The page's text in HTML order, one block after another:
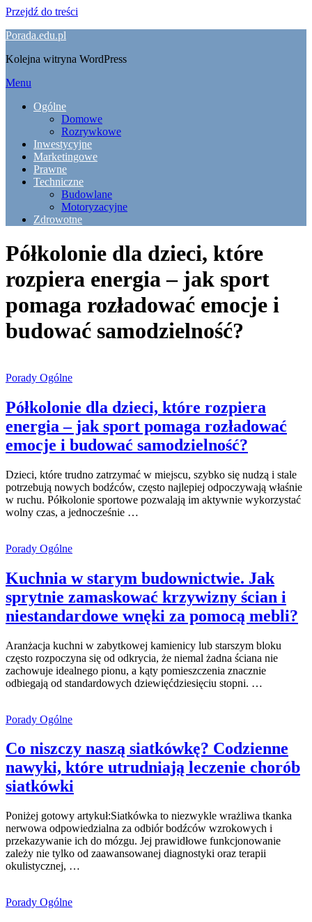
Przejdź do treści
Porada.edu.pl
Kolejna witryna WordPress
Menu
Ogólne
Domowe
Rozrywkowe
Inwestycyjne
Marketingowe
Prawne
Techniczne
Budowlane
Motoryzacyjne
Zdrowotne
Półkolonie dla dzieci, które
rozpiera energia – jak sport
pomaga rozładować emocje i
budować samodzielność?
Porady Ogólne
Półkolonie dla dzieci, które rozpiera
energia – jak sport pomaga rozładować
emocje i budować samodzielność?
Dzieci, które trudno zatrzymać w miejscu, szybko się nudzą i stale
potrzebują nowych bodźców, często najlepiej odpoczywają właśnie
w ruchu. Półkolonie sportowe pozwalają im aktywnie wykorzystać
wolny czas, a jednocześnie …
Porady Ogólne
Kuchnia w starym budownictwie. Jak
sprytnie zamaskować krzywizny ścian i
niestandardowe wnęki za pomocą mebli?
Aranżacja kuchni w zabytkowej kamienicy lub starszym bloku
często rozpoczyna się od odkrycia, że niemal żadna ściana nie
zachowuje idealnego pionu, a kąty pomieszczenia znacznie
odbiegają od standardowych dziewięćdziesięciu stopni. …
Porady Ogólne
Co niszczy naszą siatkówkę? Codzienne
nawyki, które utrudniają leczenie chorób
siatkówki
Poniżej gotowy artykuł:Siatkówka to niezwykle wrażliwa tkanka
nerwowa odpowiedzialna za odbiór bodźców wzrokowych i
przekazywanie ich do mózgu. Jej prawidłowe funkcjonowanie
zależy nie tylko od zaawansowanej diagnostyki oraz terapii
okulistycznej, …
Porady Ogólne